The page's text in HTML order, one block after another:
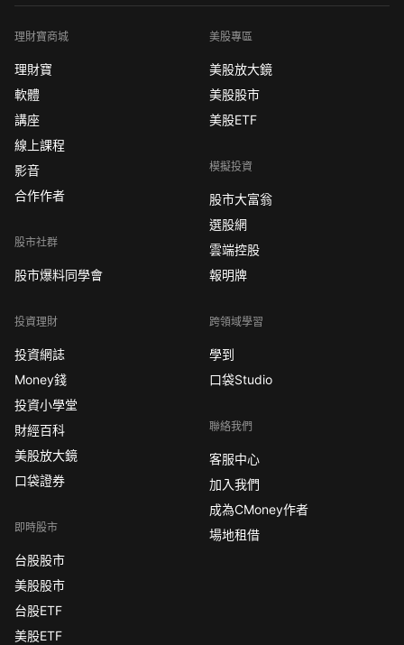
理財寶商城
理財寶
軟體
講座
線上課程
影音
合作作者
股市社群
股市爆料同學會
投資理財
投資網誌
Money錢
投資小學堂
財經百科
美股放大鏡
口袋證券
即時股市
台股股市
美股股市
台股ETF
美股ETF
美股專區
美股放大鏡
美股股市
美股ETF
模擬投資
股市大富翁
選股網
雲端控股
報明牌
跨領域學習
學到
口袋Studio
聯絡我們
客服中心
加入我們
成為CMoney作者
場地租借